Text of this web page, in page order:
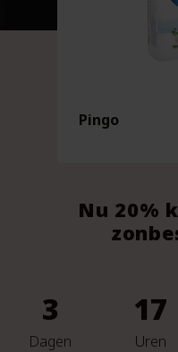
Pingo
Nu 20%
3
Dagen
17
Uren